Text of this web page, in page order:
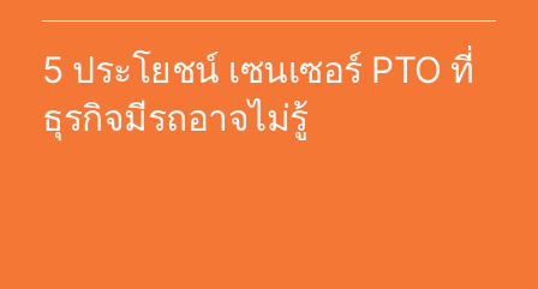
5 ประโยชน์ เซนเซอร์ PTO ที่
ธุรกิจมีรถอาจไม่รู้